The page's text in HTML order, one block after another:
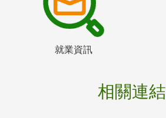
就業資訊
相關連結